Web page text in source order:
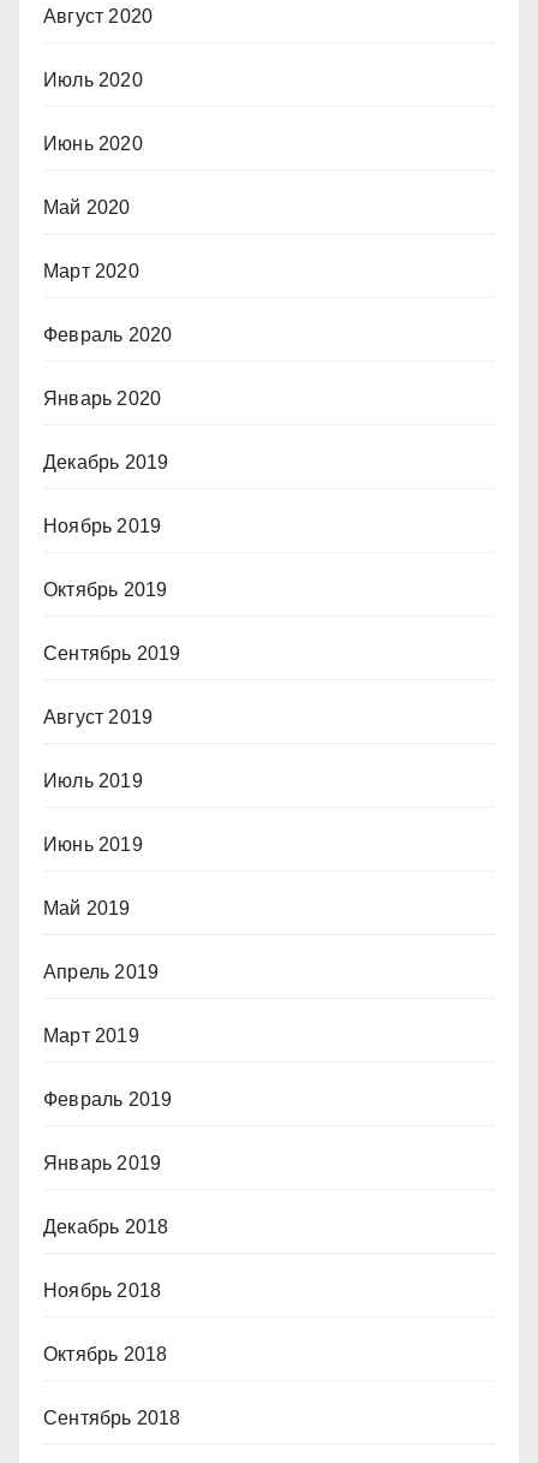
Август 2020
Июль 2020
Июнь 2020
Май 2020
Март 2020
Февраль 2020
Январь 2020
Декабрь 2019
Ноябрь 2019
Октябрь 2019
Сентябрь 2019
Август 2019
Июль 2019
Июнь 2019
Май 2019
Апрель 2019
Март 2019
Февраль 2019
Январь 2019
Декабрь 2018
Ноябрь 2018
Октябрь 2018
Сентябрь 2018